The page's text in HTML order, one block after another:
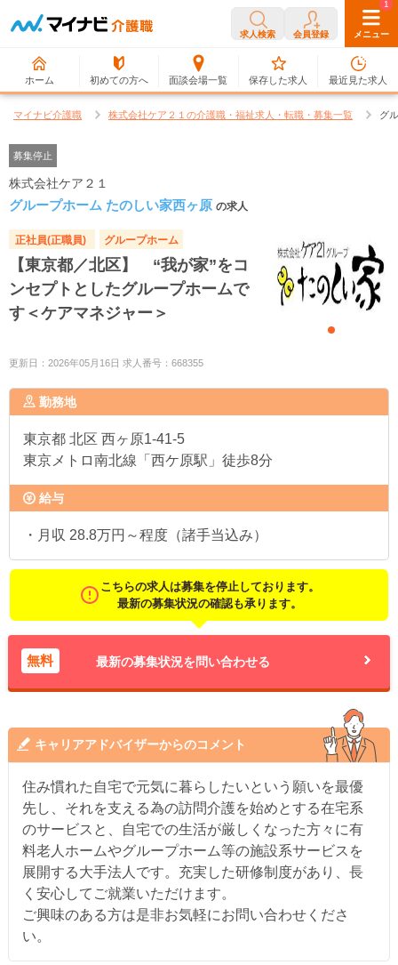
求人検索 会員登録 メニュー
ホーム 初めての方へ 面談会場一覧
0
保存した求人
1
最近見た求人
マイナビ介護職 株式会社ケア２１の介護職・福祉求人・転職・募集一覧 グ
募集停止
株式会社ケア２１
グループホーム たのしい家西ヶ原 の求人
正社員(正職員) グループホーム
【東京都／北区】 “我が家”をコ
ンセプトとしたグループホームで
す＜ケアマネジャー＞
更新日：2026年05月16日 求人番号：668355
勤務地
東京都 北区 西ヶ原1-41-5
東京メトロ南北線「西ケ原駅」徒歩8分
給与
・月収 28.8万円～程度（諸手当込み）
こちらの求人は募集を停止しております。
最新の募集状況の確認も承ります。
無料 最新の募集状況を問い合わせる
キャリアアドバイザーからのコメント
住み慣れた自宅で元気に暮らしたいという願いを最優
先し、それを支える為の訪問介護を始めとする在宅系
のサービスと、自宅での生活が厳しくなった方々に有
料老人ホームやグループホーム等の施設系サービスを
展開する大手法人です。充実した研修制度があり、長
く安心してご就業いただけます。
ご興味のある方は是非お気軽にお問い合わせくださ
い。